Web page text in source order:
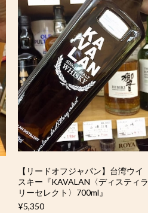
【リードオフジャパン】台湾ウイ
スキー『KAVALAN〈ディスティラ
リーセレクト〉700ml』
¥5,350